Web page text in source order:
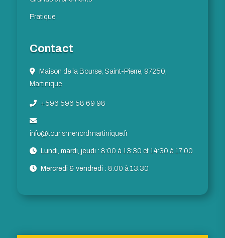
Pratique
Contact
Maison de la Bourse, Saint-Pierre, 97250,
Martinique
+596 596 58 69 98
info@tourismenordmartinique.fr
Lundi, mardi, jeudi : 8:00 à 13:30 et 14:30 à 17:00
Mercredi & vendredi : 8:00 à 13:30